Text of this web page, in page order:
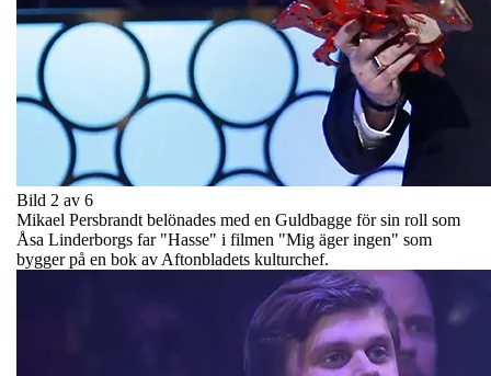
Bild 2 av 6
Mikael Persbrandt belönades med en Guldbagge för sin roll som
Åsa Linderborgs far "Hasse" i filmen "Mig äger ingen" som
bygger på en bok av Aftonbladets kulturchef.